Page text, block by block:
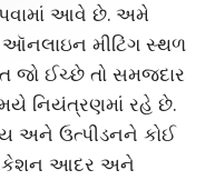
આવે છે. અમે
ઑનલાઇન મીટિંગ સ્થળ
જો ઈચ્છે તો સમજદાર
નિયંત્રણમાં રહે છે.
અને ઉત્પીડનને કોઈ
આદર અને